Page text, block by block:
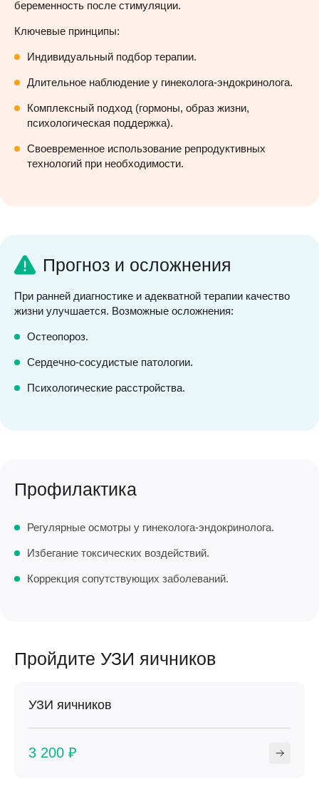
беременность после стимуляции.
Ключевые принципы:
Индивидуальный подбор терапии.
Длительное наблюдение у гинеколога-эндокринолога.
Комплексный подход (гормоны, образ жизни,
психологическая поддержка).
Своевременное использование репродуктивных
технологий при необходимости.
Прогноз и осложнения
При ранней диагностике и адекватной терапии качество
жизни улучшается. Возможные осложнения:
Остеопороз.
Сердечно-сосудистые патологии.
Психологические расстройства.
Профилактика
Регулярные осмотры у гинеколога-эндокринолога.
Избегание токсических воздействий.
Коррекция сопутствующих заболеваний.
Пройдите УЗИ яичников
УЗИ яичников
3 200 ₽